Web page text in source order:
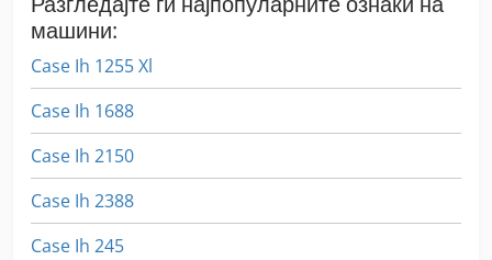
машини:
Case Ih 1255 Xl
Case Ih 1688
Case Ih 2150
Case Ih 2388
Case Ih 245